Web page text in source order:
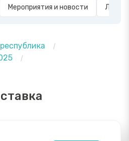
Мероприятия и новости